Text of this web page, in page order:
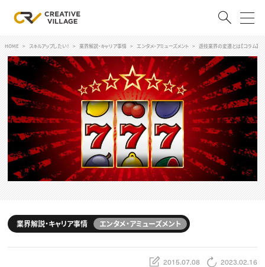
ログイン 会員登録
RECRUIT
クリエイター求人を探す
CREATIVE JOB求人検索
特集求人
採用説明会
スキルアップしたい！
デザイン
TOP Creator’s コラム
HOME スキルアップしたい！ 業界解説・キャリア事情 エンタメ・アミューズメント 遊技業界の変遷とは【コラム】
業界解説・キャリア事情 エンタメ・アミューズメント
2015.07.08 2023.02.16